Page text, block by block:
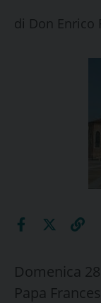
di Don Enrico
Domenica
Papa